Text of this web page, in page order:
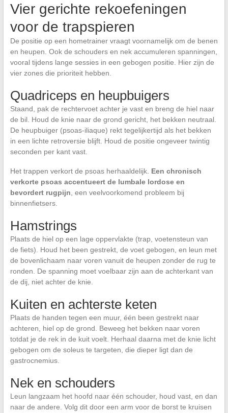
Vier gerichte rekoefeningen
voor de trapspieren
De positie op een hometrainer vraagt voornamelijk om de benen
en heupen. Ook de schouders en nek accumuleren spanningen,
vooral tijdens lange sessies in een gebogen positie. Hier zijn de
vier zones die prioriteit hebben.
Quadriceps en heupbuigers
Staand, pak de rechtervoet achter je vast en breng de hiel naar
de bil. Houd de knie naar de grond gericht, het bekken neutraal.
De heupbuiger (psoas-iliaque) rekt tegelijkertijd als het bekken
in een lichte retroversie blijft. Houd de positie ongeveer twintig
seconden per kant vast.
Het trappen verkort de psoas herhaaldelijk. Een chronisch
verkorte psoas accentueert de lumbale lordose en
bevordert rugpijn , een veelvoorkomend probleem bij
binnenfietsers.
Hamstrings
Plaats de hiel op een lage oppervlakte (trap, voetensteun van
de fiets). Houd het been gestrekt, de voet gebogen, en leun met
de bovenlichaam naar voren vanuit de heupen zonder de rug te
ronden. De spanning moet voelbaar zijn aan de achterkant van
de dij, niet achter de knie.
Kuiten en achterste keten
Plaats de handen tegen een muur, één been gestrekt naar
achteren, hiel op de grond. Beweeg het bekken naar voren
totdat je de rek in de kuit voelt. Herhaal daarna met de knie licht
gebogen om de soleus te targeten, die dieper ligt dan de
gastrocnemius.
Nek en schouders
Leun langzaam het hoofd naar één schouder, houd vast, en dan
naar de andere. Volg dit door een arm voor de borst te kruisen